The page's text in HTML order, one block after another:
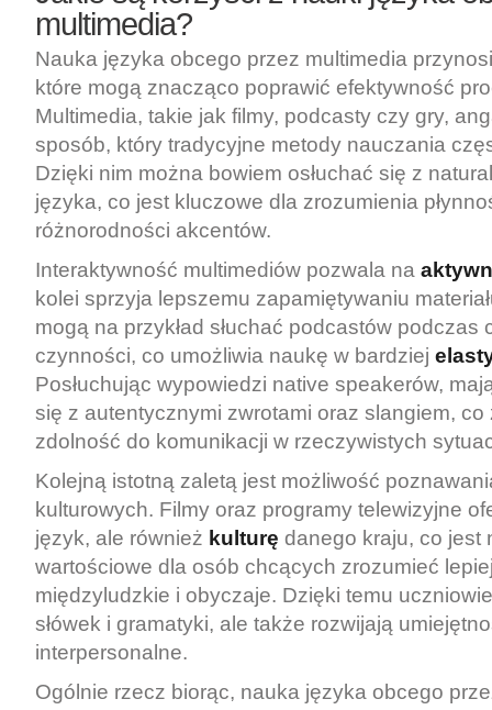
multimedia?
Nauka języka obcego przez multimedia
które mogą znacząco poprawić efektywność
Multimedia, takie jak filmy, podcasty czy gry,
sposób, który tradycyjne metody nauczania
Dzięki nim można bowiem osłuchać się z
języka, co jest kluczowe dla zrozumienia
różnorodności akcentów.
Interaktywność multimediów pozwala na
kolei sprzyja lepszemu zapamiętywaniu
mogą na przykład słuchać podcastów podczas
czynności, co umożliwia naukę w bardziej
Posłuchując wypowiedzi native speakerów,
się z autentycznymi zwrotami oraz slangiem, co
zdolność do komunikacji w rzeczywistych
Kolejną istotną zaletą jest możliwość
kulturowych. Filmy oraz programy telewizyjne
język, ale również kulturę danego kraju, co jest
wartościowe dla osób chcących zrozumieć
międzyludzkie i obyczaje. Dzięki temu
słówek i gramatyki, ale także rozwijają
interpersonalne.
Ogólnie rzecz biorąc, nauka języka obcego